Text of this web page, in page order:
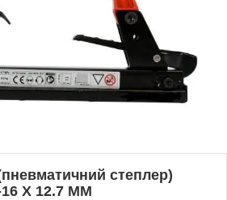
степлер)
16 Х 12.7 ММ